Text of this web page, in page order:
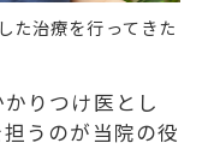
た治療を行ってきた
りつけ医とし
うのが当院の役